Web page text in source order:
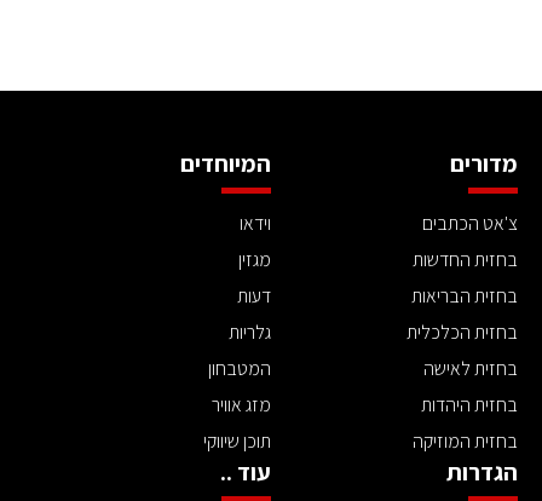
מדורים
צ'אט הכתבים
בחזית החדשות
בחזית הבריאות
בחזית הכלכלית
בחזית לאישה
בחזית היהדות
בחזית המוזיקה
המיוחדים
וידאו
מגזין
דעות
גלריות
המטבחון
מזג אוויר
תוכן שיווקי
הגדרות עוד ..